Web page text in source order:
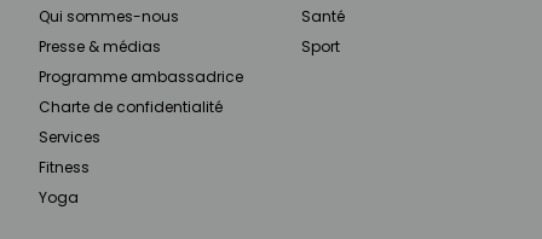
Qui sommes-nous
Presse & médias
Programme ambassadrice
Charte de confidentialité
Services
Fitness
Yoga
Santé
Sport